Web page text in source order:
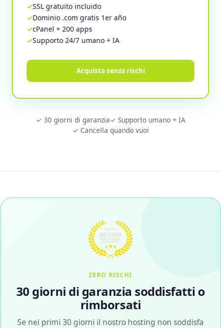
SSL gratuito incluido
Dominio .com gratis 1er año
cPanel + 200 apps
Supporto 24/7 umano + IA
Acquista senza rischi
✓ 30 giorni di garanzia✓ Supporto umano + IA
✓ Cancella quando vuoi
ZERO RISCHI
30 giorni di garanzia soddisfatti o
rimborsati
Se nei primi 30 giorni il nostro hosting non soddisfa